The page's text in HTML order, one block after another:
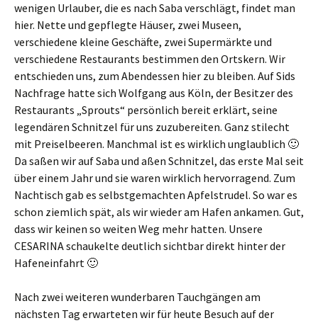
wenigen Urlauber, die es nach Saba verschlägt, findet man
hier. Nette und gepflegte Häuser, zwei Museen,
verschiedene kleine Geschäfte, zwei Supermärkte und
verschiedene Restaurants bestimmen den Ortskern. Wir
entschieden uns, zum Abendessen hier zu bleiben. Auf Sids
Nachfrage hatte sich Wolfgang aus Köln, der Besitzer des
Restaurants „Sprouts“ persönlich bereit erklärt, seine
legendären Schnitzel für uns zuzubereiten. Ganz stilecht
mit Preiselbeeren. Manchmal ist es wirklich unglaublich 🙂
Da saßen wir auf Saba und aßen Schnitzel, das erste Mal seit
über einem Jahr und sie waren wirklich hervorragend. Zum
Nachtisch gab es selbstgemachten Apfelstrudel. So war es
schon ziemlich spät, als wir wieder am Hafen ankamen. Gut,
dass wir keinen so weiten Weg mehr hatten. Unsere
CESARINA schaukelte deutlich sichtbar direkt hinter der
Hafeneinfahrt 🙂
Nach zwei weiteren wunderbaren Tauchgängen am
nächsten Tag erwarteten wir für heute Besuch auf der